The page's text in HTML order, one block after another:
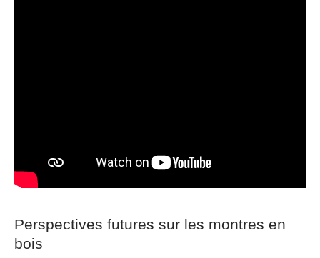
Perspectives futures sur les montres en
bois